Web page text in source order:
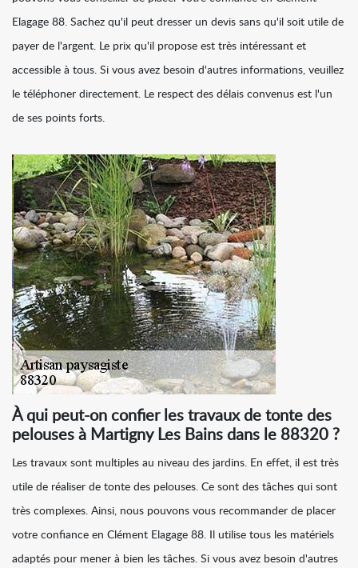
Elagage 88. Sachez qu'il peut dresser un devis sans qu'il soit utile de
payer de l'argent. Le prix qu'il propose est très intéressant et
accessible à tous. Si vous avez besoin d'autres informations, veuillez
le téléphoner directement. Le respect des délais convenus est l'un
de ses points forts.
À qui peut-on confier les travaux de tonte des
pelouses à Martigny Les Bains dans le 88320 ?
Les travaux sont multiples au niveau des jardins. En effet, il est très
utile de réaliser de tonte des pelouses. Ce sont des tâches qui sont
très complexes. Ainsi, nous pouvons vous recommander de placer
votre confiance en Clément Elagage 88. Il utilise tous les matériels
adaptés pour mener à bien les tâches. Si vous avez besoin d'autres